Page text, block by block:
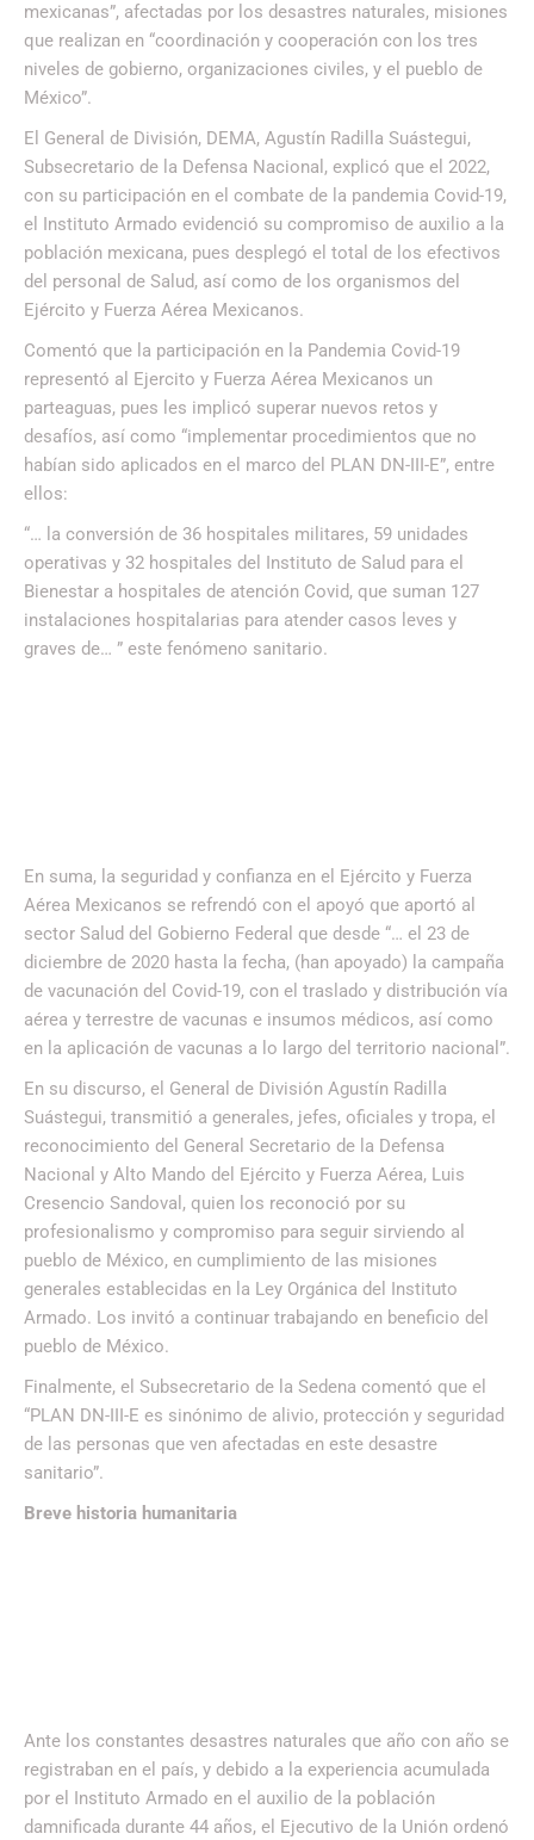
mexicanas”, afectadas por los desastres naturales, misiones
que realizan en “coordinación y cooperación con los tres
niveles de gobierno, organizaciones civiles, y el pueblo de
México”.
El General de División, DEMA, Agustín Radilla Suástegui,
Subsecretario de la Defensa Nacional, explicó que el 2022,
con su participación en el combate de la pandemia Covid-19,
el Instituto Armado evidenció su compromiso de auxilio a la
población mexicana, pues desplegó el total de los efectivos
del personal de Salud, así como de los organismos del
Ejército y Fuerza Aérea Mexicanos.
Comentó que la participación en la Pandemia Covid-19
representó al Ejercito y Fuerza Aérea Mexicanos un
parteaguas, pues les implicó superar nuevos retos y
desafíos, así como “implementar procedimientos que no
habían sido aplicados en el marco del PLAN DN-III-E”, entre
ellos:
“… la conversión de 36 hospitales militares, 59 unidades
operativas y 32 hospitales del Instituto de Salud para el
Bienestar a hospitales de atención Covid, que suman 127
instalaciones hospitalarias para atender casos leves y
graves de… ” este fenómeno sanitario.
En suma, la seguridad y confianza en el Ejército y Fuerza
Aérea Mexicanos se refrendó con el apoyó que aportó al
sector Salud del Gobierno Federal que desde “… el 23 de
diciembre de 2020 hasta la fecha, (han apoyado) la campaña
de vacunación del Covid-19, con el traslado y distribución vía
aérea y terrestre de vacunas e insumos médicos, así como
en la aplicación de vacunas a lo largo del territorio nacional”.
En su discurso, el General de División Agustín Radilla
Suástegui, transmitió a generales, jefes, oficiales y tropa, el
reconocimiento del General Secretario de la Defensa
Nacional y Alto Mando del Ejército y Fuerza Aérea, Luis
Cresencio Sandoval, quien los reconoció por su
profesionalismo y compromiso para seguir sirviendo al
pueblo de México, en cumplimiento de las misiones
generales establecidas en la Ley Orgánica del Instituto
Armado. Los invitó a continuar trabajando en beneficio del
pueblo de México.
Finalmente, el Subsecretario de la Sedena comentó que el
“PLAN DN-III-E es sinónimo de alivio, protección y seguridad
de las personas que ven afectadas en este desastre
sanitario”.
Breve historia humanitaria
Ante los constantes desastres naturales que año con año se
registraban en el país, y debido a la experiencia acumulada
por el Instituto Armado en el auxilio de la población
damnificada durante 44 años, el Ejecutivo de la Unión ordenó